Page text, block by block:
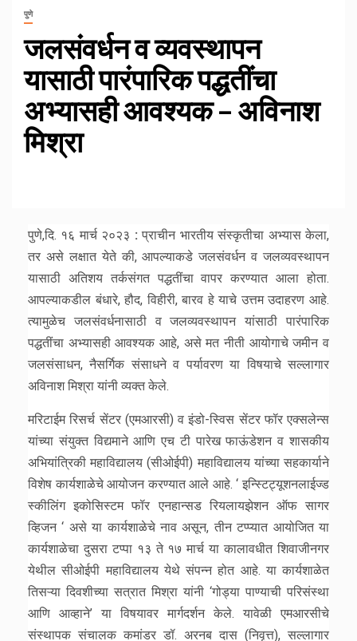
पुणे
जलसंवर्धन व व्यवस्थापन
यासाठी पारंपारिक पद्धतींचा
अभ्यासही आवश्यक – अविनाश
मिश्रा
पुणे,दि. १६ मार्च २०२३ :प्राचीन भारतीय संस्कृतीचा अभ्यास केला,
तर असे लक्षात येते की, आपल्याकडे जलसंवर्धन व जलव्यवस्थापन
यासाठी अतिशय तर्कसंगत पद्धतींचा वापर करण्यात आला होता.
आपल्याकडील बंधारे, हौद, विहीरी, बारव हे याचे उत्तम उदाहरण आहे.
त्यामुळेच जलसंवर्धनासाठी व जलव्यवस्थापन यांसाठी पारंपारिक
पद्धतींचा अभ्यासही आवश्यक आहे, असे मत नीती आयोगाचे जमीन व
जलसंसाधन, नैसर्गिक संसाधने व पर्यावरण या विषयाचे सल्लागार
अविनाश मिश्रा यांनी व्यक्त केले.
मरिटाईम रिसर्च सेंटर (एमआरसी) व इंडो-स्विस सेंटर फॉर एक्सलेन्स
यांच्या संयुक्त विद्यमाने आणि एच टी पारेख फाऊंडेशन व शासकीय
अभियांत्रिकी महाविद्यालय (सीओईपी) महाविद्यालय यांच्या सहकार्याने
विशेष कार्यशाळेचे आयोजन करण्यात आले आहे. ‘ इन्स्टिट्यूशनलाईज्ड
स्कीलिंग इकोसिस्टम फॉर एनहान्सड रियलायझेशन ऑफ सागर
व्हिजन ‘ असे या कार्यशाळेचे नाव असून, तीन टप्प्यात आयोजित या
कार्यशाळेचा दुसरा टप्पा १३ ते १७ मार्च या कालावधीत शिवाजीनगर
येथील सीओईपी महाविद्यालय येथे संपन्न होत आहे. या कार्यशाळेत
तिसऱ्या दिवशीच्या सत्रात मिश्रा यांनी ‘गोड्या पाण्याची परिसंस्था
आणि आव्हाने’ या विषयावर मार्गदर्शन केले. यावेळी एमआरसीचे
संस्थापक संचालक कमांडर डॉ. अरनब दास (निवृत्त), सल्लागार